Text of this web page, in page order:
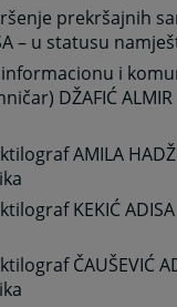
prekršajnih
– u statusu
i
DŽAFIĆ
AMILA
KEKIĆ
ČAUŠEVIĆ